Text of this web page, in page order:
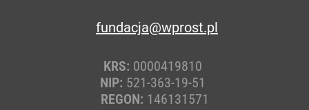
fundacja@wprost.pl
KRS: 0000419810
NIP: 521-363-19-51
REGON: 146131571